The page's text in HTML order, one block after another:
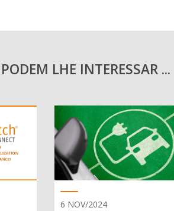
LHE INTERESSAR ...
6 NOV/2024